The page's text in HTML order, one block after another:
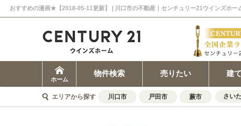
おすすめの漫画★【2018-05-11更新】 | 川口市の不動産｜センチュリー21ウインズホー
ホーム
物件検索 売りたい 建
エリアから探す 川口市 戸田市 蕨市 さい